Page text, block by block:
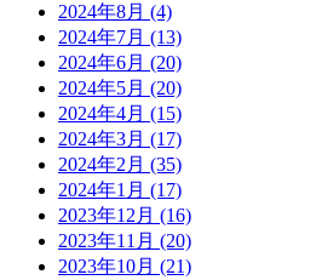
2024年8月 (4)
2024年7月 (13)
2024年6月 (20)
2024年5月 (20)
2024年4月 (15)
2024年3月 (17)
2024年2月 (35)
2024年1月 (17)
2023年12月 (16)
2023年11月 (20)
2023年10月 (21)